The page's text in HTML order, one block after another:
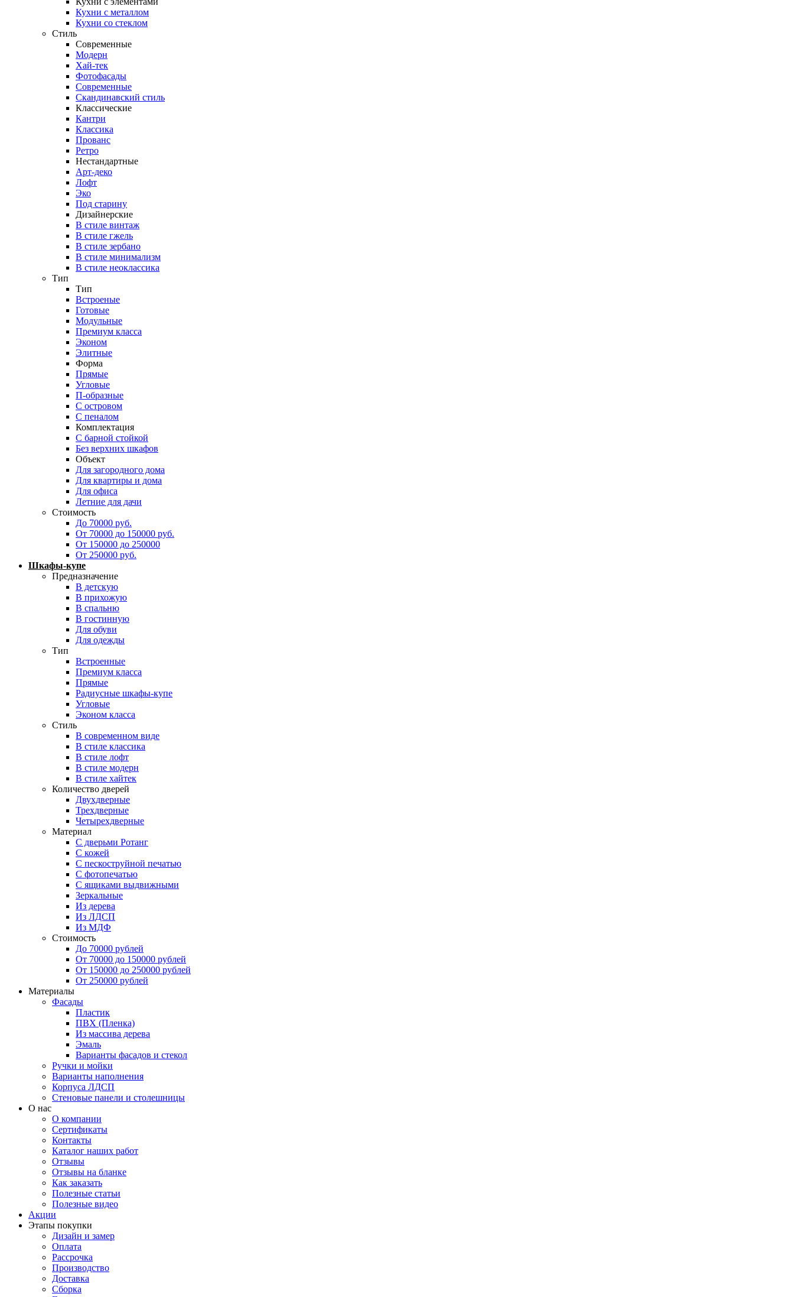
Кухни с металлом
Кухни со стеклом
Стиль
Современные
Модерн
Хай-тек
Фотофасады
Современные
Скандинавский стиль
Классические
Кантри
Классика
Прованс
Ретро
Нестандартные
Арт-деко
Лофт
Эко
Под старину
Дизайнерские
В стиле винтаж
В стиле гжель
В стиле зербано
В стиле минимализм
В стиле неоклассика
Тип
Тип
Встроеные
Готовые
Модульные
Премиум класса
Эконом
Элитные
Форма
Прямые
Угловые
П-образные
С островом
С пеналом
Комплектация
C барной стойкой
Без верхних шкафов
Объект
Для загородного дома
Для квартиры и дома
Для офиса
Летние для дачи
Стоимость
До 70000 руб.
От 70000 до 150000 руб.
От 150000 до 250000
От 250000 руб.
Шкафы-купе
Предназначение
В детскую
В прихожую
В спальню
В гостинную
Для обуви
Для одежды
Тип
Встроенные
Премиум класса
Прямые
Радиусные шкафы-купе
Угловые
Эконом класса
Стиль
В современном виде
В стиле классика
В стиле лофт
В стиле модерн
В стиле хайтек
Количество дверей
Двухдверные
Трехдверные
Четырехдверные
Материал
C дверьми Ротанг
C кожей
C пескоструйной печатью
C фотопечатью
C ящиками выдвижными
Зеркальные
Из дерева
Из ЛДСП
Из МДФ
Стоимость
До 70000 рублей
От 70000 до 150000 рублей
От 150000 до 250000 рублей
От 250000 рублей
Материалы
Фасады
Пластик
ПВХ (Пленка)
Из массива дерева
Эмаль
Варианты фасадов и стекол
Ручки и мойки
Варианты наполнения
Корпуса ЛДСП
Стеновые панели и столешницы
О нас
О компании
Сертификаты
Контакты
Каталог наших работ
Отзывы
Отзывы на бланке
Как заказать
Полезные статьи
Полезные видео
Акции
Этапы покупки
Дизайн и замер
Оплата
Рассрочка
Производство
Доставка
Сборка